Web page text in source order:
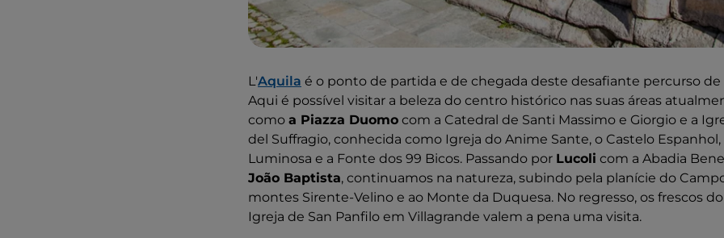
L'Aquila é o ponto de partida e de chegada deste desafiante percurso
Aqui é possível visitar a beleza do centro histórico nas suas áreas
como a Piazza Duomo com a Catedral de Santi Massimo e Giorgio e a
del Suffragio, conhecida como Igreja do Anime Sante, o Castelo
Luminosa e a Fonte dos 99 Bicos. Passando por Lucoli com a Abadia
João Baptista, continuamos na natureza, subindo pela planície do
montes Sirente-Velino e ao Monte da Duquesa. No regresso, os frescos
Igreja de San Panfilo em Villagrande valem a pena uma visita.